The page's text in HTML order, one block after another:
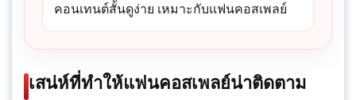
คอนเทนต์สั้นดูง่าย เหมาะกับแฟนคอสเพลย์
เสน่ห์ที่ทำให้แฟนคอสเพลย์น่าติดตาม